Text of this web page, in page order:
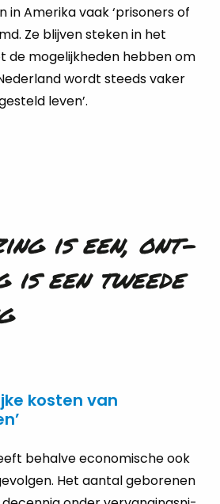
in Ame­ri­ka vaak ‘priso­ners of
Ze blij­ven ste­ken in het
de mo­ge­lijk­he­den heb­ben om
wordt steeds vaker
leven’.
is een, ont­
is een twee­de
kosten van
be­hal­ve eco­no­mi­sche ook
Het aan­tal ge­bo­re­nen